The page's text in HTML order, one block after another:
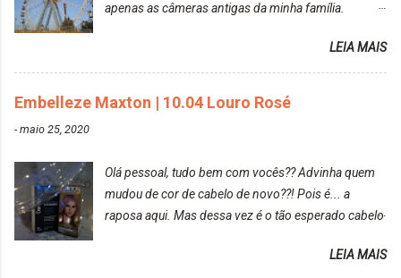
apenas as câmeras antigas da minha família.
diria que gosto mais de fotografar, mas comecei a
gostar bastante de ser a minha modelo. Você tem
uma boa câmera para fotografar? Ainda não tenho
uma super câmera profissional. Por enquanto, a
suas fotos? Sim. Posto aqui e pelas minhas páginas.
Tumblr, We heart it, ou instagram? Instagram. Eu
particularmente não gosto de Tumblr e nem do We
LEIA MAIS
Embelleze Maxton | 10.04 Louro Rosé
-maio 25, 2020
Olá pessoal, tudo bem com vocês?? Advinha quem
mudou de cor de cabelo de novo??! Pois é... a
raposa aqui. Mas dessa vez é o tão esperado cabelo
Louro Rosé Se vocês não acompanharam a saga do
LEIA MAIS